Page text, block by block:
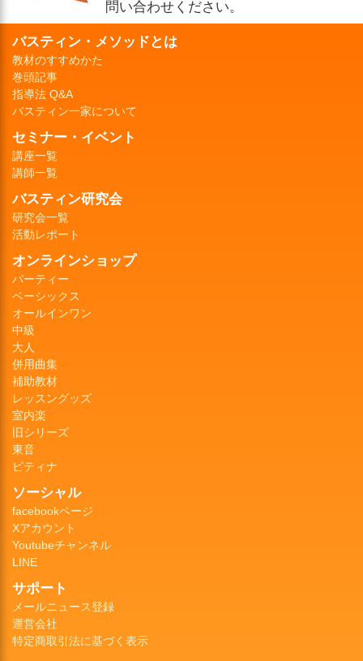
問い合わせください。
バスティン・メソッドとは
教材のすすめかた
巻頭記事
指導法 Q&A
バスティン一家について
セミナー・イベント
講座一覧
講師一覧
バスティン研究会
研究会一覧
活動レポート
オンラインショップ
パーティー
ベーシックス
オールインワン
中級
大人
併用曲集
補助教材
レッスングッズ
室内楽
旧シリーズ
東音
ピティナ
ソーシャル
facebookページ
Xアカウント
Youtubeチャンネル
LINE
サポート
メールニュース登録
運営会社
特定商取引法に基づく表示